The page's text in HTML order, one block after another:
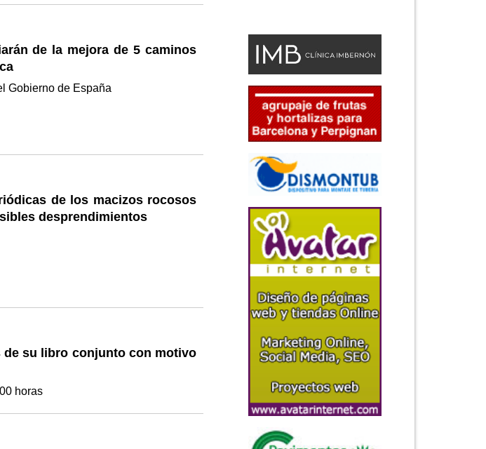
de la mejora de 5 caminos
Gobierno de España
de los macizos rocosos
desprendimientos
de su libro conjunto con motivo
horas